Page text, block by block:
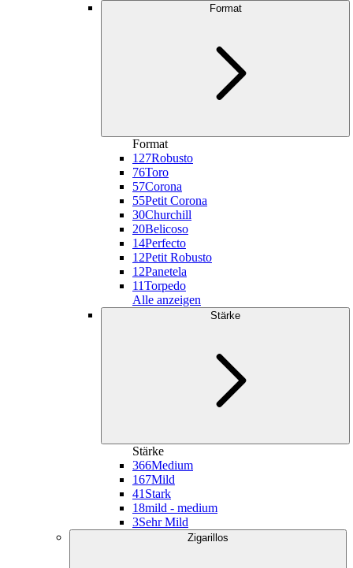
Format
Format
127Robusto
76Toro
57Corona
55Petit Corona
30Churchill
20Belicoso
14Perfecto
12Petit Robusto
12Panetela
11Torpedo
Alle anzeigen
Stärke
Stärke
366Medium
167Mild
41 Stark
18mild - medium
3Sehr Mild
Zigarillos